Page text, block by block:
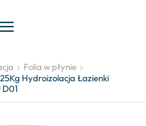
Folia w płynie
Hydroizolacja Łazienki